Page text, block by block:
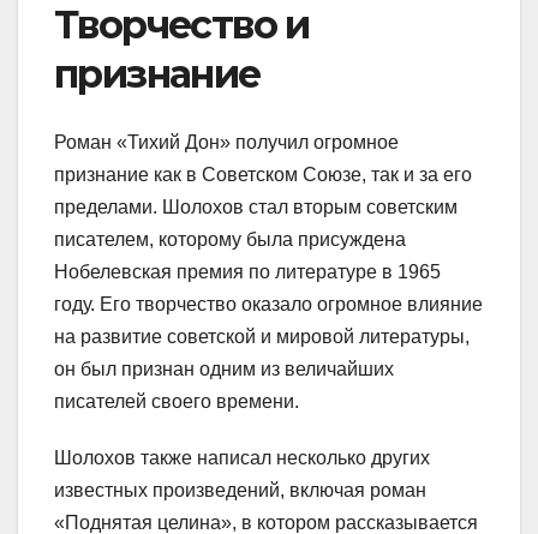
Творчество и
признание
Роман «Тихий Дон» получил огромное
признание как в Советском Союзе, так и за его
пределами. Шолохов стал вторым советским
писателем, которому была присуждена
Нобелевская премия по литературе в 1965
году. Его творчество оказало огромное влияние
на развитие советской и мировой литературы,
он был признан одним из величайших
писателей своего времени.
Шолохов также написал несколько других
известных произведений, включая роман
«Поднятая целина», в котором рассказывается